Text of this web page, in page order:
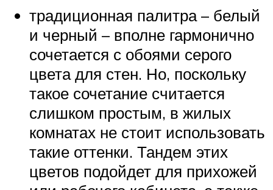
традиционная палитра – белый
и черный – вполне гармонично
сочетается с обоями серого
цвета для стен. Но, поскольку
такое сочетание считается
слишком простым, в жилых
комнатах не стоит использовать
такие оттенки. Тандем этих
цветов подойдет для прихожей